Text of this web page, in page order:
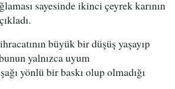
sayesinde ikinci çeyrek karının
büyük bir düşüş yaşayıp
yalnızca uyum
yönlü bir baskı olup olmadığı